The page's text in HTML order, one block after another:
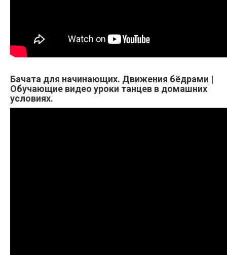
Бачата для начинающих. Движения бёдрами |
Обучающие видео уроки танцев в домашних
условиях.